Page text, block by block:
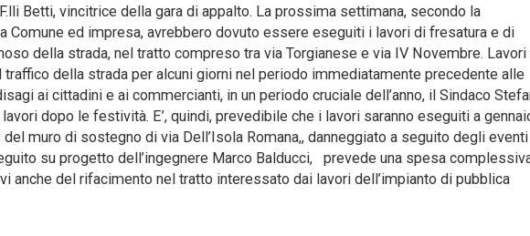
Betti, vincitrice della gara di appalto. La prossima settimana, secondo la
Comune ed impresa, avrebbero dovuto essere eseguiti i lavori di fresatura e di
della strada, nel tratto compreso tra via Torgianese e via IV Novembre. Lavori
della strada per alcuni giorni nel periodo immediatamente precedente alle
ai cittadini e ai commercianti, in un periodo cruciale dell’anno, il Sindaco
dopo le festività. E’, quindi, prevedibile che i lavori saranno eseguiti a
muro di sostegno di via Dell’Isola Romana,, danneggiato a seguito degli eventi
su progetto dell’ingegnere Marco Balducci, prevede una spesa
anche del rifacimento nel tratto interessato dai lavori dell’impianto di pubblica